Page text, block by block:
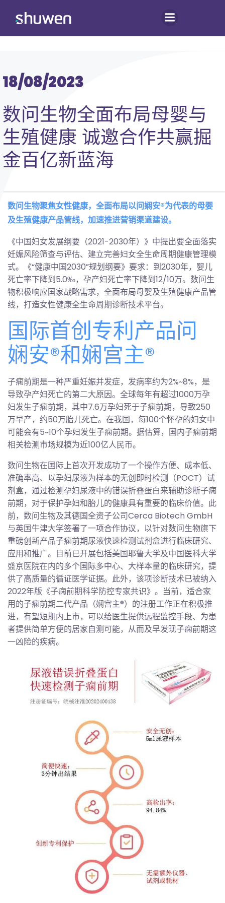
18/08/2023
数问生物全面布局母婴与
生殖健康 诚邀合作共赢掘
金百亿新蓝海
数问生物聚焦女性健康，全面布局以问娴安®为代表的母婴
及生殖健康产品管线，加速推进营销渠道建设。
《中国妇女发展纲要（2021-2030年）》中提出要全面落实
妊娠风险筛查与评估、建立完善妇女全生命周期健康管理模
式。《“健康中国2030”规划纲要》要求：到2030年，婴儿
死亡率下降到5.0‰，孕产妇死亡率下降到12/10万。数问生
物积极响应国家战略需求，全面布局母婴及生殖健康产品管
线，打造女性健康全生命周期诊断技术平台。
国际首创专利产品问
娴安®️和娴宫主®️
子痫前期是一种严重妊娠并发症，发病率约为2%~8%，是
导致孕产妇死亡的第二大原因。全球每年有超过1000万孕
妇发生子痫前期，其中7.6万孕妇死于子痫前期，导致250
万早产，约50万胎儿死亡。在我国，每100个怀孕的妇女中
可能会有5~10个孕妇发生子痫前期。据估算，国内子痫前期
相关检测市场规模为近100亿人民币。
数问生物在国际上首次开发成功了一个操作方便、成本低、
准确率高、以孕妇尿液为样本的无创即时检测（POCT）试
剂盒，通过检测孕妇尿液中的错误折叠蛋白来辅助诊断子痫
前期，对于保护孕妇和胎儿的健康具有重要的临床价值。此
前，数问生物及其德国全资子公司Cerca Biotech GmbH
与英国牛津大学签署了一项合作协议，以针对数问生物旗下
重磅创新产品子痫前期尿液快速检测试剂盒进行临床研究、
应用和推广。目前已开展包括美国耶鲁大学及中国医科大学
盛京医院在内的多个国际多中心、大样本量的临床研究，提
供了高质量的循证医学证据。此外，该项诊断技术已被纳入
2022年版《子痫前期科学防控专家共识》。当前，适合家
用的子痫前期二代产品（娴宫主®）的注册工作正在积极推
进，有望短期内上市，可以给医生提供远程监控手段、为患
者提供简单方便的居家自测可能，从而及早发现子痫前期这
一凶险的疾病。